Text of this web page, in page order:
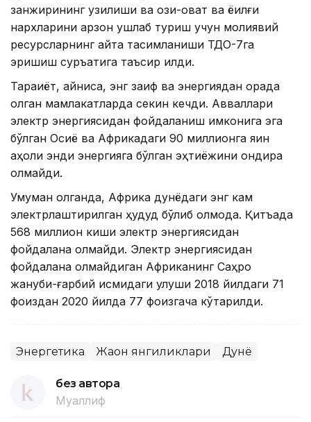
занжирининг узилиши ва озиқ-овқат ва ёқилғи
нархларини арзон ушлаб туриш учун молиявий
ресурсларнинг қайта тақсимланиши ТДО-7га
эришиш суръатига таъсир қилди.
Тараққиёт, айниқса, энг заиф ва энергиядан орқада
қолган мамлакатларда секин кечди. Авваллари
электр энергиясидан фойдаланиш имконига эга
бўлган Осиё ва Африкадаги 90 миллионга яқин
аҳоли энди энергияга бўлган эҳтиёжини қондира
олмайди.
Умуман олганда, Африка дунёдаги энг кам
электрлаштирилган ҳудуд бўлиб қолмоқда. Қитъада
568 миллион киши электр энергиясидан
фойдалана олмайди. Электр энергиясидан
фойдалана олмайдиган Африканинг Саҳро
жануби-ғарбий қисмидаги улуши 2018 йилдаги 71
фоиздан 2020 йилда 77 фоизгача кўтарилди.
Энергетика Жаҳон янгиликлари Дунё
без автора
Муаллиф